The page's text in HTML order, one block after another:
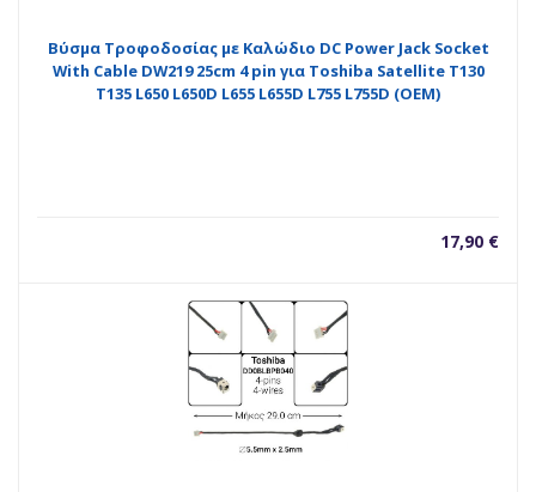
Βύσμα Τροφοδοσίας με Καλώδιο DC Power Jack Socket
With Cable DW219 25cm 4 pin για Toshiba Satellite T130
T135 L650 L650D L655 L655D L755 L755D (OEM)
17,90 €